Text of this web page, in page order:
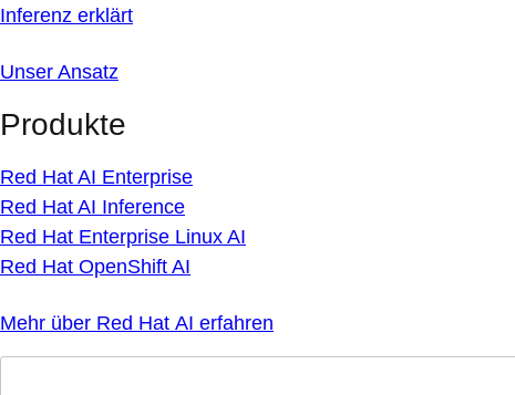
Inferenz erklärt
Unser Ansatz
Produkte
Red Hat AI Enterprise
Red Hat AI Inference
Red Hat Enterprise Linux AI
Red Hat OpenShift AI
Mehr über Red Hat AI erfahren